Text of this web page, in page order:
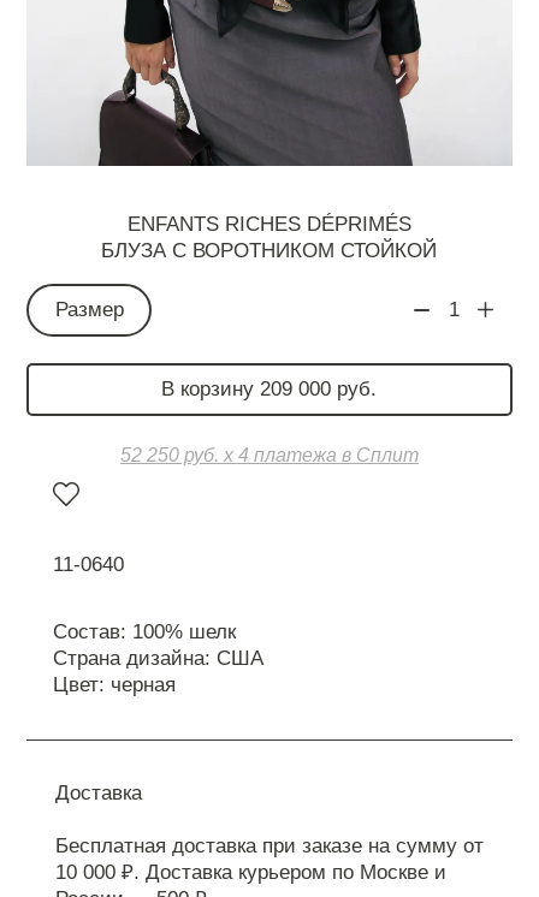
ENFANTS RICHES DÉPRIMÉS
БЛУЗА С ВОРОТНИКОМ СТОЙКОЙ
Размер 1
В корзину 209 000 руб.
52 250 руб. х 4 платежа в Сплит
11-0640
Состав: 100% шелк
Страна дизайна: США
Цвет: черная
Доставка
Бесплатная доставка при заказе на сумму от
10 000 ₽. Доставка курьером по Москве и